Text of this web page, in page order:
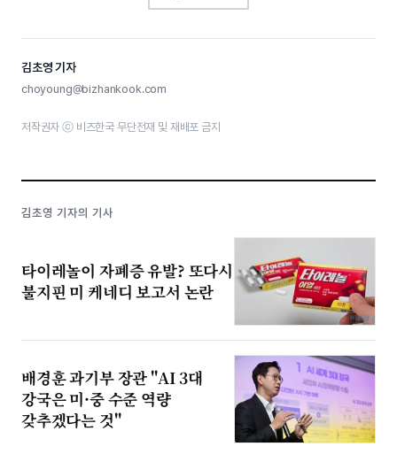
김초영 기자
choyoung@bizhankook.com
저작권자 ⓒ 비즈한국 무단전재 및 재배포 금지
김초영 기자의 기사
타이레놀이 자폐증 유발? 또다시
불지핀 미 케네디 보고서 논란
배경훈 과기부 장관 "AI 3대
강국은 미·중 수준 역량
갖추겠다는 것"